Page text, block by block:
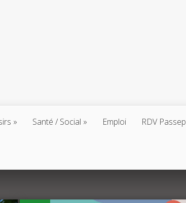
Santé / Social Emploi RDV